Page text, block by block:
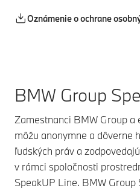
Oznámenie o ochrane
BMW Group
Zamestnanci BMW Group
môžu anonymne a dôverne
ľudských práv a
v rámci spoločnosti
SpeakUP Line. BMW Group